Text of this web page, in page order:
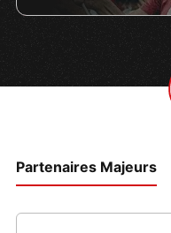
Partenaires Majeurs